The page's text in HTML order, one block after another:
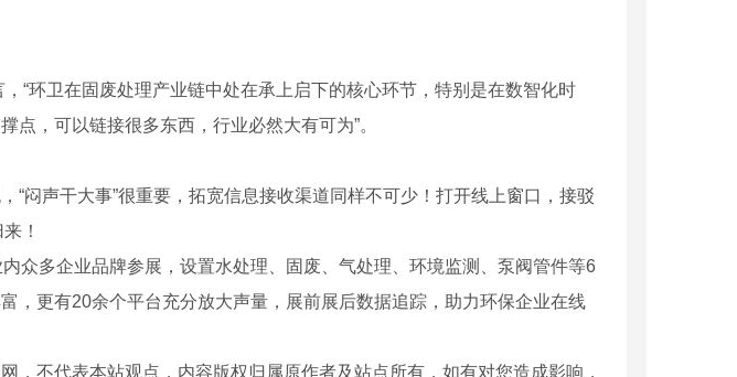
环卫在固废处理产业链中处在承上启下的核心环节，特别是在数智化时
点，可以链接很多东西，行业必然大有可为”。
声干大事”很重要，拓宽信息接收渠道同样不可少！打开线上窗口，接驳
！
内众多企业品牌参展，设置水处理、固废、气处理、环境监测、泵阀管件等6
，更有20余个平台充分放大声量，展前展后数据追踪，助力环保企业在线
，不代表本站观点，内容版权归属原作者及站点所有，如有对您造成影响，